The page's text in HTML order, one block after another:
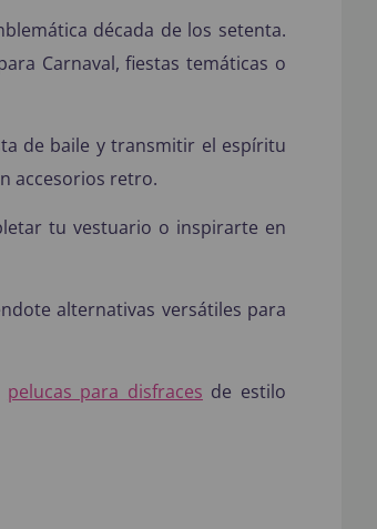
década de los setenta.
Carnaval, fiestas temáticas o
de baile y transmitir el espíritu
accesorios retro.
tu vestuario o inspirarte en
alternativas versátiles para
pelucas para disfraces de estilo